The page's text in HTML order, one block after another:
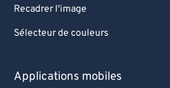
Recadrer l'image
Sélecteur de couleurs
Applications mobiles